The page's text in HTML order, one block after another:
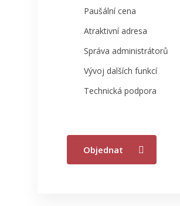
Paušální cena
Atraktivní adresa
Správa administrátorů
Vývoj dalších funkcí
Technická podpora
Objednat